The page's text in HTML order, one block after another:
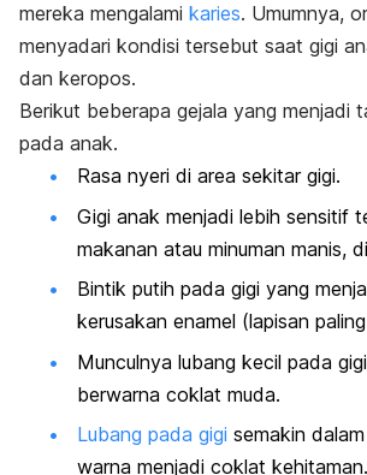
mereka mengalami karies. Umumnya,
menyadari kondisi tersebut saat gigi
dan keropos.
Berikut beberapa gejala yang menjadi
pada anak.
Rasa nyeri di area sekitar gigi.
Gigi anak menjadi lebih sensitif
makanan atau minuman manis,
Bintik putih pada gigi yang
kerusakan enamel (lapisan
Munculnya lubang kecil pada
berwarna coklat muda.
Lubang pada gigi semakin
warna menjadi coklat kehitaman.